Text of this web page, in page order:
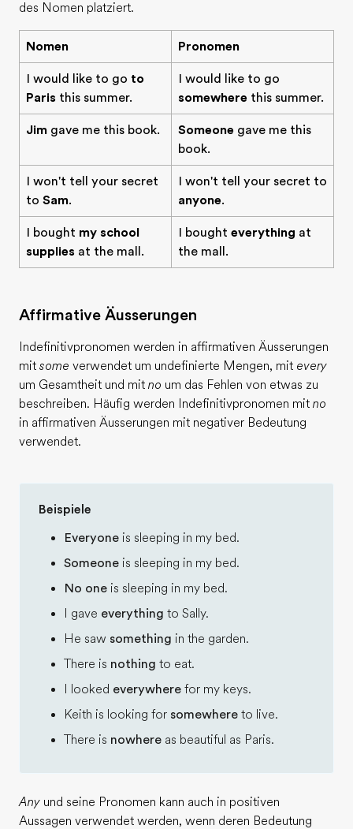
des Nomen platziert.
Nomen Pronomen
I would like to go to
Paris this summer.
I would like to go
somewhere this summer.
Jim gave me this book. Someone gave me this
book.
I won't tell your secret
to Sam.
I won't tell your secret to
anyone.
I bought my school
supplies at the mall.
I bought everything at
the mall.
Affirmative Äusserungen
Indefinitivpronomen werden in affirmativen Äusserungen
mit some verwendet um undefinierte Mengen, mit every
um Gesamtheit und mit no um das Fehlen von etwas zu
beschreiben. Häufig werden Indefinitivpronomen mit no
in affirmativen Äusserungen mit negativer Bedeutung
verwendet.
Beispiele
Everyone is sleeping in my bed.
Someone is sleeping in my bed.
No one is sleeping in my bed.
I gave everything to Sally.
He saw something in the garden.
There is nothing to eat.
I looked everywhere for my keys.
Keith is looking for somewhere to live.
There is nowhere as beautiful as Paris.
Any und seine Pronomen kann auch in positiven
Aussagen verwendet werden, wenn deren Bedeutung